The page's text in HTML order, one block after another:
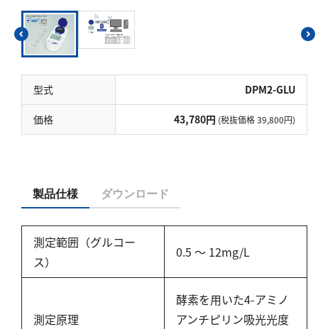
型式 DPM2-GLU
価格 43,780円 (税抜価格 39,800円)
製品仕様 ダウンロード
測定範囲（グルコー
ス）
0.5 ～ 12mg/L
測定原理
酵素を用いた4-アミノ
アンチピリン吸光光度
亜塩素酸ナトリウム
二酸化塩素
遊離残留塩素
総残留塩素
硫黄
硫酸
窒素
アンモニウム
硝酸